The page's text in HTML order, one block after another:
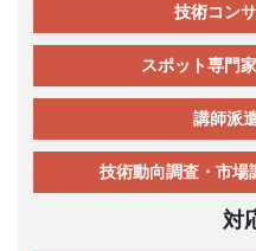
技術コン
スポット専門
講師派
技術動向調査・市場
対